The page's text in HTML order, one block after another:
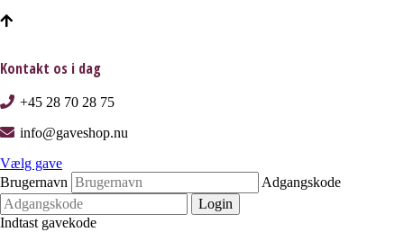
Kontakt os i dag
+45 28 70 28 75
info@gaveshop.nu
Vælg gave
Brugernavn
Adgangskode
Login
Indtast gavekode